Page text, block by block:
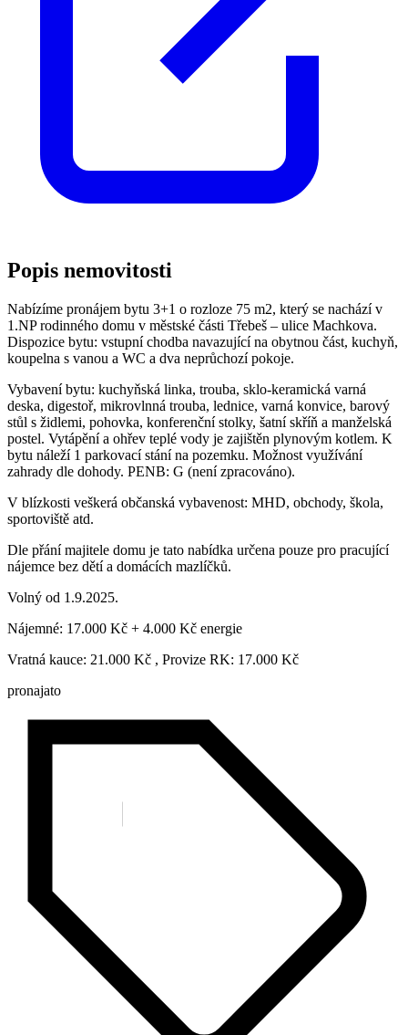
Popis nemovitosti
Nabízíme pronájem bytu 3+1 o rozloze 75 m2, který se nachází v
1.NP rodinného domu v městské části Třebeš – ulice Machkova.
Dispozice bytu: vstupní chodba navazující na obytnou část, kuchyň,
koupelna s vanou a WC a dva neprůchozí pokoje.
Vybavení bytu: kuchyňská linka, trouba, sklo-keramická varná
deska, digestoř, mikrovlnná trouba, lednice, varná konvice, barový
stůl s židlemi, pohovka, konferenční stolky, šatní skříň a manželská
postel. Vytápění a ohřev teplé vody je zajištěn plynovým kotlem. K
bytu náleží 1 parkovací stání na pozemku. Možnost využívání
zahrady dle dohody. PENB: G (není zpracováno).
V blízkosti veškerá občanská vybavenost: MHD, obchody, škola,
sportoviště atd.
Dle přání majitele domu je tato nabídka určena pouze pro pracující
nájemce bez dětí a domácích mazlíčků.
Volný od 1.9.2025.
Nájemné: 17.000 Kč + 4.000 Kč energie
Vratná kauce: 21.000 Kč , Provize RK: 17.000 Kč
pronajato